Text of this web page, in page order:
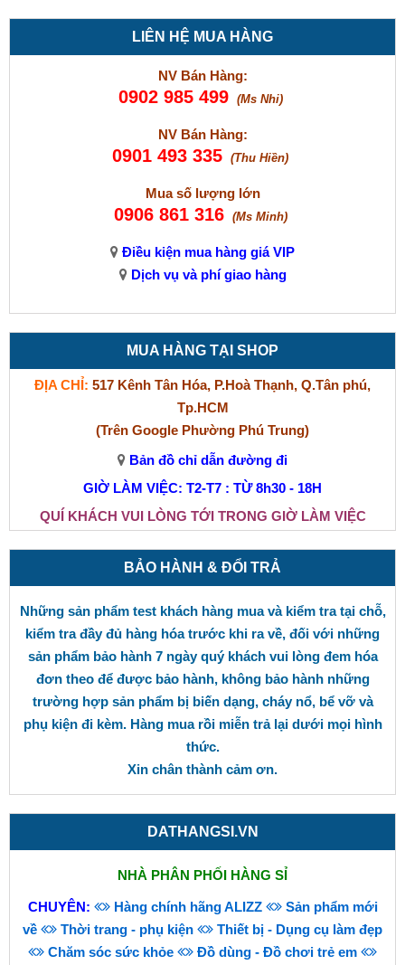
LIÊN HỆ MUA HÀNG
NV Bán Hàng:
0902 985 499 (Ms Nhi)
NV Bán Hàng:
0901 493 335 (Thu Hiền)
Mua số lượng lớn
0906 861 316 (Ms Minh)
Điều kiện mua hàng giá VIP
Dịch vụ và phí giao hàng
MUA HÀNG TẠI SHOP
ĐỊA CHỈ: 517 Kênh Tân Hóa, P.Hoà Thạnh, Q.Tân phú,
Tp.HCM
(Trên Google Phường Phú Trung)
Bản đồ chỉ dẫn đường đi
GIỜ LÀM VIỆC: T2-T7 : TỪ 8h30 - 18H
QUÍ KHÁCH VUI LÒNG TỚI TRONG GIỜ LÀM VIỆC
BẢO HÀNH & ĐỔI TRẢ
Những sản phẩm test khách hàng mua và kiểm tra tại chỗ,
kiểm tra đầy đủ hàng hóa trước khi ra về, đối với những
sản phẩm bảo hành 7 ngày quý khách vui lòng đem hóa
đơn theo để được bảo hành, không bảo hành những
trường hợp sản phẩm bị biến dạng, cháy nổ, bể vỡ và
phụ kiện đi kèm. Hàng mua rồi miễn trả lại dưới mọi hình
thức.
Xin chân thành cảm ơn.
DATHANGSI.VN
NHÀ PHÂN PHỐI HÀNG SỈ
CHUYÊN: Hàng chính hãng ALIZZ
Sản phẩm mới
về
Thời trang - phụ kiện
Thiết bị - Dụng cụ làm đẹp
Chăm sóc sức khỏe
Đồ dùng - Đồ chơi trẻ em